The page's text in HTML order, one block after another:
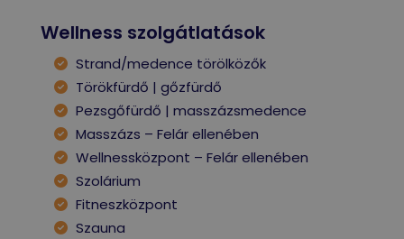
Wellness szolgátlatások
Strand/medence törölközők
Törökfürdő | gőzfürdő
Pezsgőfürdő | masszázsmedence
Masszázs – Felár ellenében
Wellnessközpont – Felár ellenében
Szolárium
Fitneszközpont
Szauna